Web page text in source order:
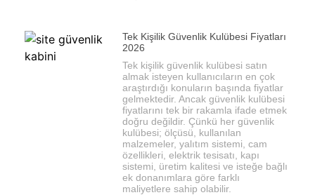
Tek Kişilik Güvenlik Kulübesi Fiyatları
2026
Tek kişilik güvenlik kulübesi satın
almak isteyen kullanıcıların en çok
araştırdığı konuların başında fiyatlar
gelmektedir. Ancak güvenlik kulübesi
fiyatlarını tek bir rakamla ifade etmek
doğru değildir. Çünkü her güvenlik
kulübesi; ölçüsü, kullanılan
malzemeler, yalıtım sistemi, cam
özellikleri, elektrik tesisatı, kapı
sistemi, üretim kalitesi ve isteğe bağlı
ek donanımlara göre farklı
maliyetlere sahip olabilir.